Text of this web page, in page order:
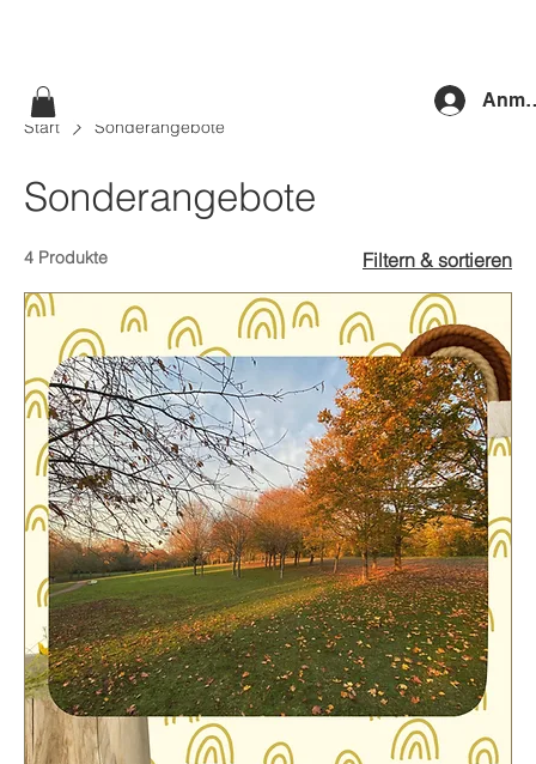
Start Sonderangebote
Sonderangebote
4 Produkte Filtern & sortieren